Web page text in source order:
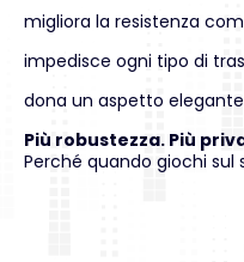
migliora la resistenza
impedisce ogni tipo di
dona un aspetto
Più robustezza. Più
Perché quando giochi